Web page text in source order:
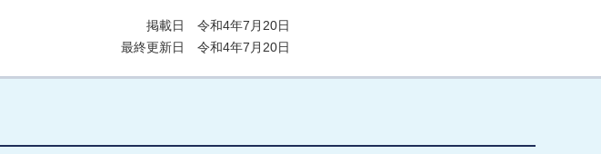
掲載日 令和4年7月20日
最終更新日 令和4年7月20日